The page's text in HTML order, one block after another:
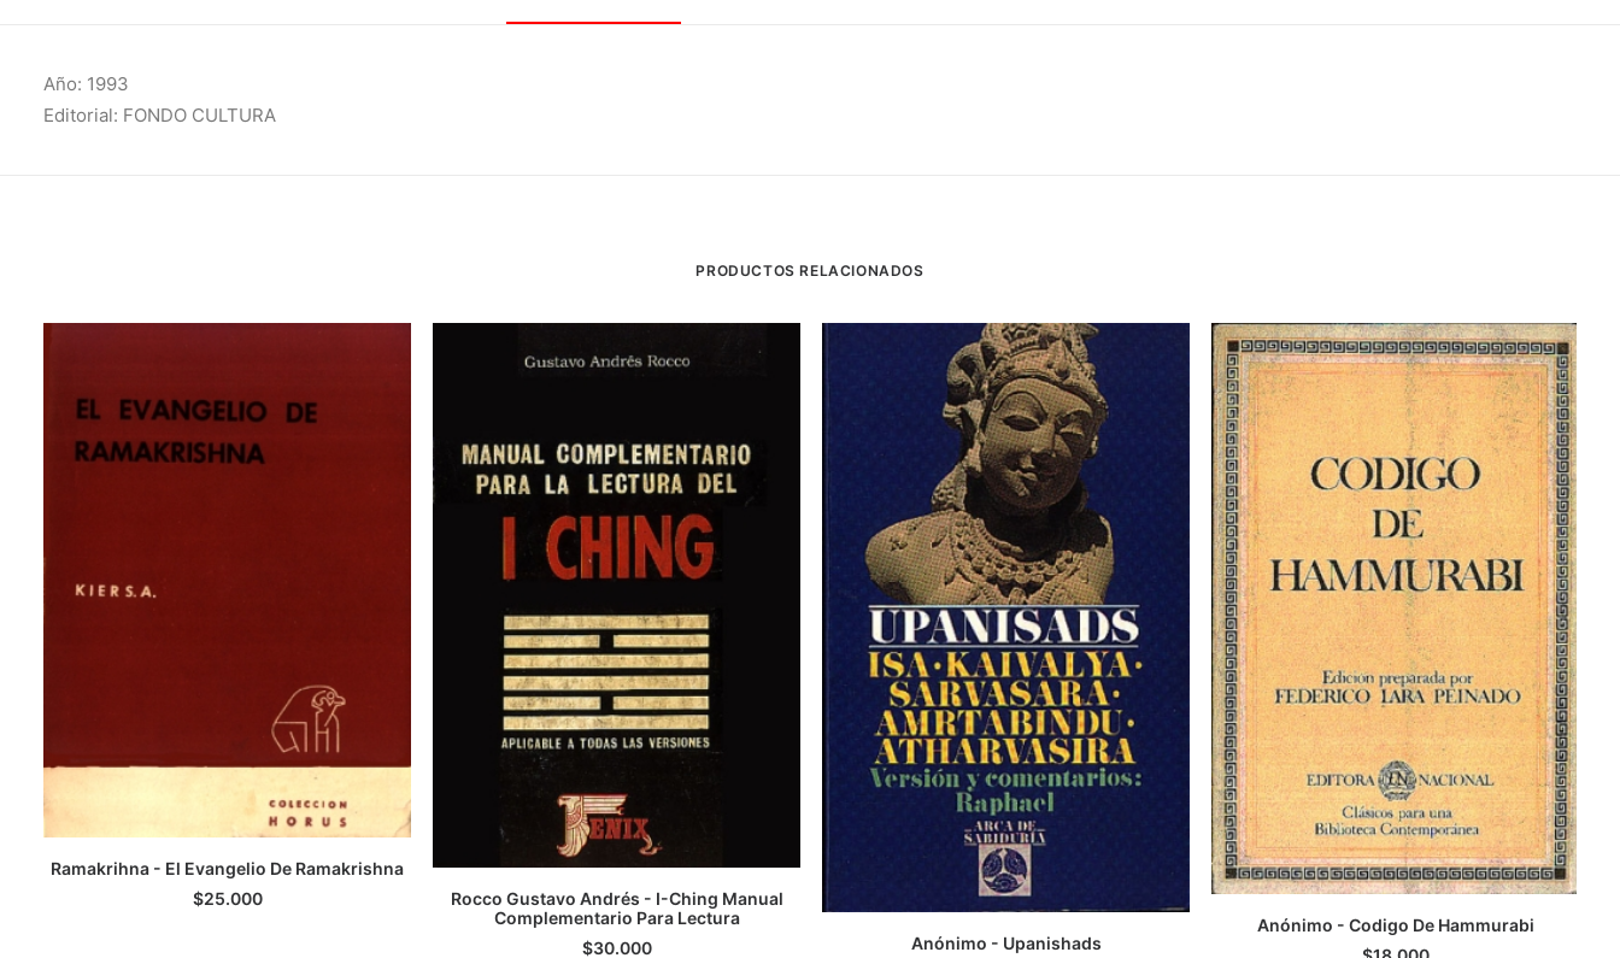
Año: 1993
Editorial: FONDO CULTURA
PRODUCTOS RELACIONADOS
Ramakrihna - El Evangelio De Ramakrishna
$25.000
LEER MÁS
Rocco Gustavo Andrés - I-Ching Manual
Complementario Para Lectura
$30.000
Anónimo - Upanishads
LEER MÁS
Anónimo - Codigo De Hammurabi